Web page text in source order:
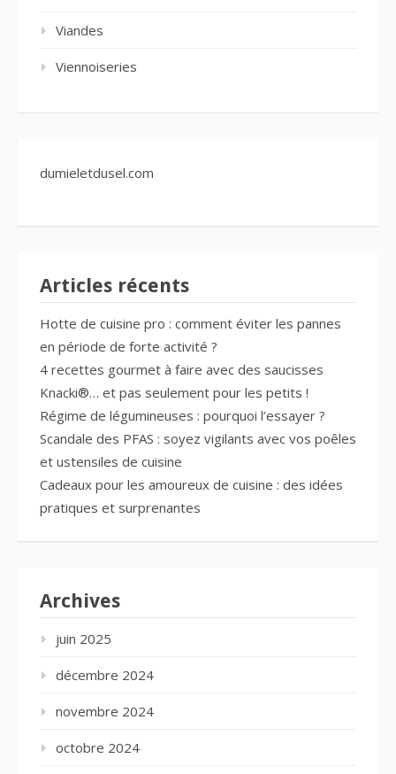
Viandes
Viennoiseries
dumieletdusel.com
Articles récents
Hotte de cuisine pro : comment éviter les pannes
en période de forte activité ?
4 recettes gourmet à faire avec des saucisses
Knacki®… et pas seulement pour les petits !
Régime de légumineuses : pourquoi l’essayer ?
Scandale des PFAS : soyez vigilants avec vos poêles
et ustensiles de cuisine
Cadeaux pour les amoureux de cuisine : des idées
pratiques et surprenantes
Archives
juin 2025
décembre 2024
novembre 2024
octobre 2024